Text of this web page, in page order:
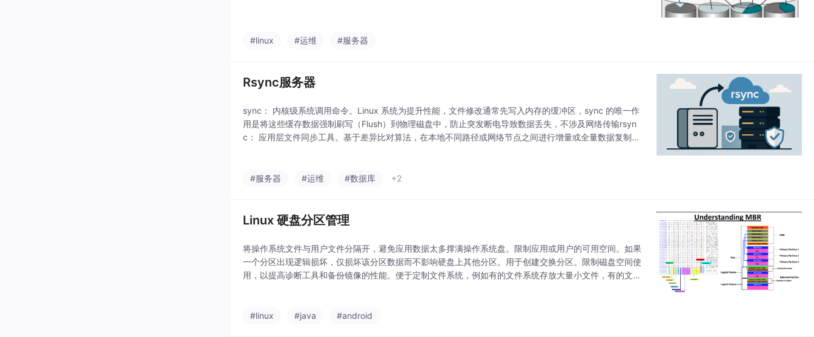
#linux #运维 #服务器
Rsync服务器
sync： 内核级系统调用命令。Linux 系统为提升性能，文件修改通常先写入内存的缓冲区，sync 的唯一作
用是将这些缓存数据强制刷写（Flush）到物理磁盘中，防止突发断电导致数据丢失，不涉及网络传输rsyn
c： 应用层文件同步工具。基于差异比对算法，在本地不同路径或网络节点之间进行增量或全量数据复制，
#服务器 #运维 #数据库 +2
Linux 硬盘分区管理
将操作系统文件与用户文件分隔开，避免应用数据太多撑满操作系统盘。限制应用或用户的可用空间。如果
一个分区出现逻辑损坏，仅损坏该分区数据而不影响硬盘上其他分区。用于创建交换分区。限制磁盘空间使
用，以提高诊断工具和备份镜像的性能。便于定制文件系统，例如有的文件系统存放大量小文件，有的文件
#linux #java #android